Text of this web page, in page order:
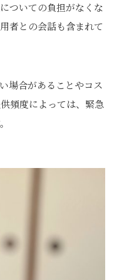
ついての負担がなくな
者との会話も含まれて
場合があることやコス
頻度によっては、緊急